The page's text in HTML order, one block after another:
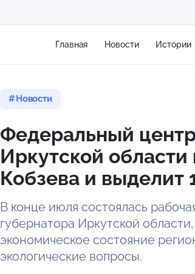
Главная Новости Истории
Новости
Федеральный
Иркутской
Кобзева и выделит
В конце июля состоялась
губернатора Иркутской
экономическое состояние
экологические вопросы.